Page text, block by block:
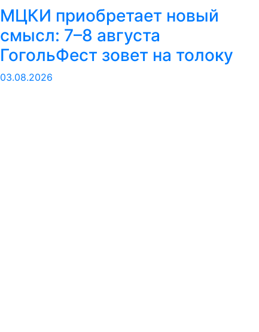
МЦКИ приобретает новый
смысл: 7–8 августа
ГогольФест зовет на толоку
03.08.2026